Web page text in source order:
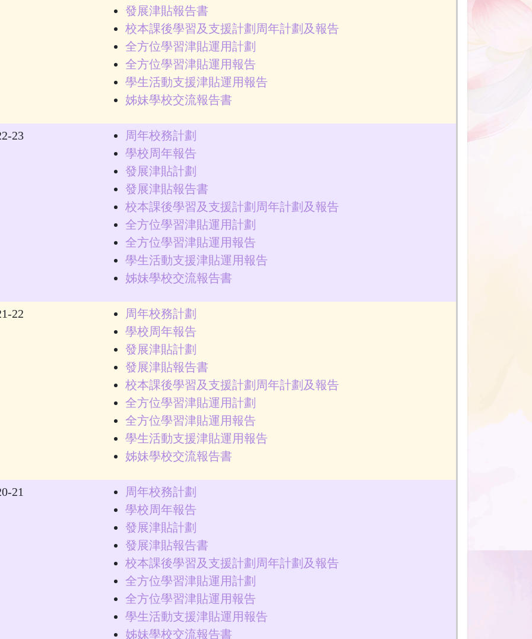
發展津貼報告書
校本課後學習及支援計劃周年計劃及報告
全方位學習津貼運用計劃
全方位學習津貼運用報告
學生活動支援津貼運用報告
姊妹學校交流報告書
23
周年校務計劃
學校周年報告
發展津貼計劃
發展津貼報告書
校本課後學習及支援計劃周年計劃及報告
全方位學習津貼運用計劃
全方位學習津貼運用報告
學生活動支援津貼運用報告
姊妹學校交流報告書
22
周年校務計劃
學校周年報告
發展津貼計劃
發展津貼報告書
校本課後學習及支援計劃周年計劃及報告
全方位學習津貼運用計劃
全方位學習津貼運用報告
學生活動支援津貼運用報告
姊妹學校交流報告書
21
周年校務計劃
學校周年報告
發展津貼計劃
發展津貼報告書
校本課後學習及支援計劃周年計劃及報告
全方位學習津貼運用計劃
全方位學習津貼運用報告
學生活動支援津貼運用報告
姊妹學校交流報告書